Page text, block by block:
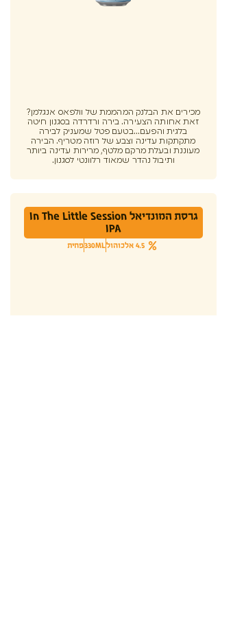
מכירים את הבלנק המהממת של וולפאס אנגלמן?
זאת אחותה הצעירה. בירה ורדרדה בסגנון חיטה
בלגית והפעם...בטעם פטל שמעניק לבירה
מתקתקות עדינה וצבע של רוזה מטריף. הבירה
מעוננת ובעלת מרקם מלטף, מרירות עדינה ביותר
ותיבול נהדר שמאוד רלוונטי לסגנון.
גרסת המונדיאל In The Little Session
IPA
4.5 אלכוהול 330MLפחית